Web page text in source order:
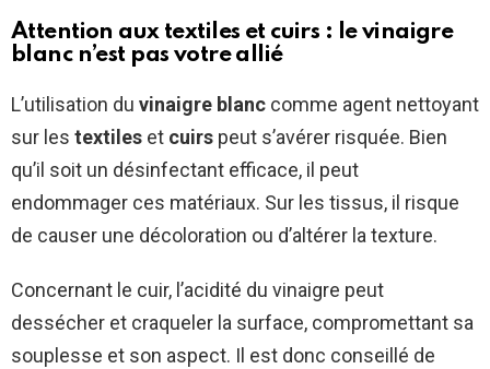
Attention aux textiles et cuirs : le vinaigre
blanc n’est pas votre allié
L’utilisation du vinaigre blanc comme agent nettoyant
sur les textiles et cuirs peut s’avérer risquée. Bien
qu’il soit un désinfectant efficace, il peut
endommager ces matériaux. Sur les tissus, il risque
de causer une décoloration ou d’altérer la texture.
Concernant le cuir, l’acidité du vinaigre peut
dessécher et craqueler la surface, compromettant sa
souplesse et son aspect. Il est donc conseillé de